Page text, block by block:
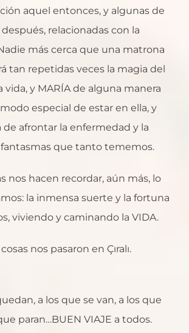
aquel entonces, y algunas de
relacionadas con la
más cerca que una matrona
tan repetidas veces la magia del
vida, y MARÍA de alguna manera
especial de estar en ella, y
de afrontar la enfermedad y la
que tanto tememos.
nos hacen recordar, aún más, lo
la inmensa suerte y la fortuna
viviendo y caminando la VIDA.
nos pasaron en Çıralı.
a los que se van, a los que
paran…BUEN VIAJE a todos.